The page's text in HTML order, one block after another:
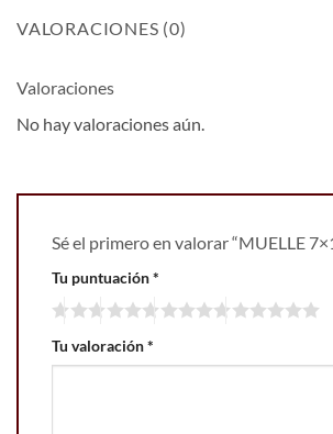
VALORACIONES (0)
Valoraciones
No hay valoraciones aún.
Sé el primero en valorar “MUELLE
Tu puntuación*
Tu valoración*